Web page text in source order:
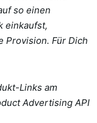
so einen
einkaufst,
Provision. Für Dich
Links am
Advertising API